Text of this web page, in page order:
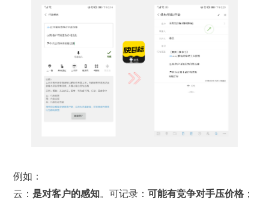
例如：
云：是对客户的感知。可记录：可能有竞争对手压价格 ；